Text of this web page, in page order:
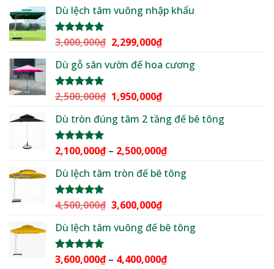
5 sao
là:
tại
2,199,000₫.
Dù lệch tâm vuông nhập khẩu
Được xếp
5 sao
3,000,000₫ Giá
là:
2,299,000₫Giá
tại
2,299,000₫.
Dù gỗ sân vườn đế hoa cương
Được xếp
5 sao
2,500,000₫ Giá
là:
1,950,000₫Giá
tại
1,950,000₫.
Dù tròn đúng tâm 2 tầng đế bê tông
Được xếp
5 sao
2,100,000₫ – 2,500,000₫Khoảng
từ
Dù lệch tâm tròn đế bê tông
Được xếp
5 sao
4,500,000₫ Giá
là:
3,600,000₫Giá
tại
3,600,000₫.
Dù lệch tâm vuông đế bê tông
Được xếp
3,600,000₫ – 4,400,000₫Khoảng